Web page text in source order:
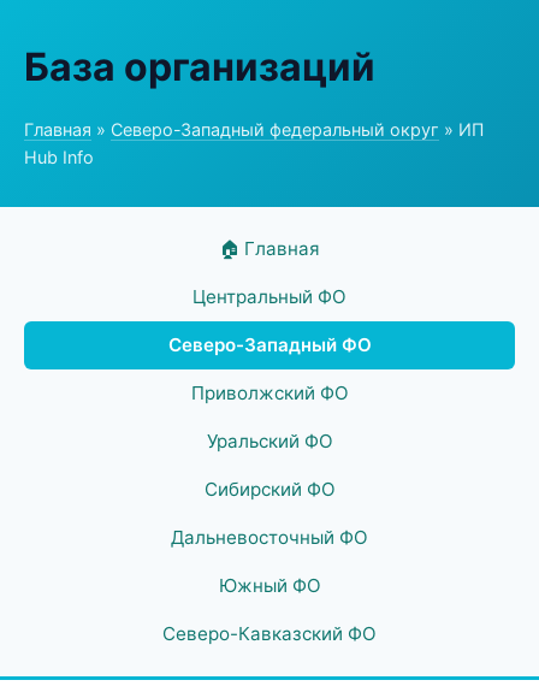
База организаций
Главная » Северо-Западный федеральный округ » ИП
Hub Info
🏠 Главная
Центральный ФО
Северо-Западный ФО
Приволжский ФО
Уральский ФО
Сибирский ФО
Дальневосточный ФО
Южный ФО
Северо-Кавказский ФО